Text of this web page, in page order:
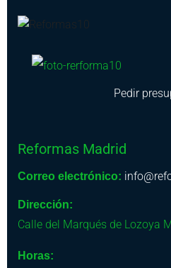
Pedir
Reformas Madrid
Correo electrónico:
Dirección:
Calle del Marqués de Lozoya
Horas: